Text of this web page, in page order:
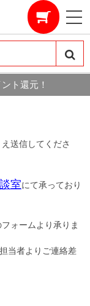
ト還元！
送信してくださ
室にて承っており
ォームより承りま
当者よりご連絡差